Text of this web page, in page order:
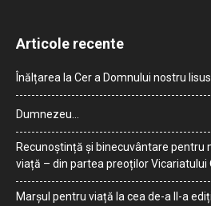
Articole recente
Înălțarea la Cer a Domnului nostru
Dumnezeu…
Recunoștință și binecuvântare pentru
viață – din partea preoților Vicariatului
Marșul pentru viață la cea de-a II-a